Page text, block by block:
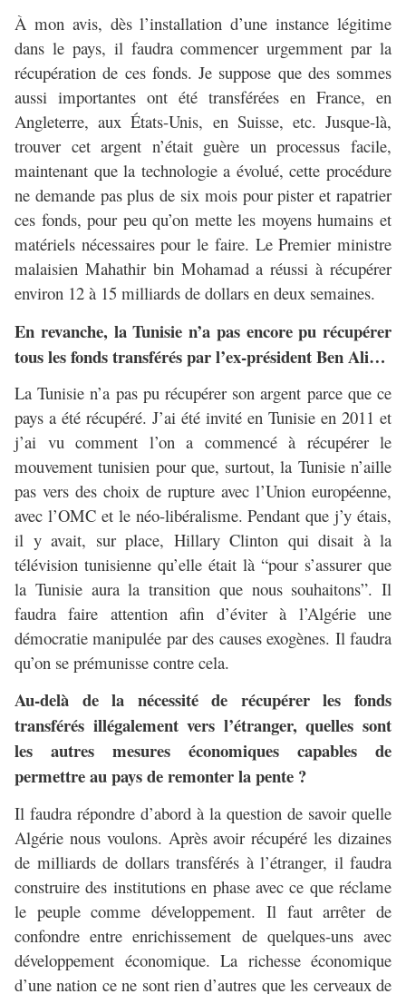
À mon avis, dès l’installation d’une instance légitime
dans le pays, il faudra commencer urgemment par la
récupération de ces fonds. Je suppose que des sommes
aussi importantes ont été transférées en France, en
Angleterre, aux États-Unis, en Suisse, etc. Jusque-là,
trouver cet argent n’était guère un processus facile,
maintenant que la technologie a évolué, cette procédure
ne demande pas plus de six mois pour pister et rapatrier
ces fonds, pour peu qu’on mette les moyens humains et
matériels nécessaires pour le faire. Le Premier ministre
malaisien Mahathir bin Mohamad a réussi à récupérer
environ 12 à 15 milliards de dollars en deux semaines.
En revanche, la Tunisie n’a pas encore pu récupérer
tous les fonds transférés par l’ex-président Ben Ali…
La Tunisie n’a pas pu récupérer son argent parce que ce
pays a été récupéré. J’ai été invité en Tunisie en 2011 et
j’ai vu comment l’on a commencé à récupérer le
mouvement tunisien pour que, surtout, la Tunisie n’aille
pas vers des choix de rupture avec l’Union européenne,
avec l’OMC et le néo-libéralisme. Pendant que j’y étais,
il y avait, sur place, Hillary Clinton qui disait à la
télévision tunisienne qu’elle était là “pour s’assurer que
la Tunisie aura la transition que nous souhaitons”. Il
faudra faire attention afin d’éviter à l’Algérie une
démocratie manipulée par des causes exogènes. Il faudra
qu’on se prémunisse contre cela.
Au-delà de la nécessité de récupérer les fonds
transférés illégalement vers l’étranger, quelles sont
les autres mesures économiques capables de
permettre au pays de remonter la pente ?
Il faudra répondre d’abord à la question de savoir quelle
Algérie nous voulons. Après avoir récupéré les dizaines
de milliards de dollars transférés à l’étranger, il faudra
construire des institutions en phase avec ce que réclame
le peuple comme développement. Il faut arrêter de
confondre entre enrichissement de quelques-uns avec
développement économique. La richesse économique
d’une nation ce ne sont rien d’autres que les cerveaux de